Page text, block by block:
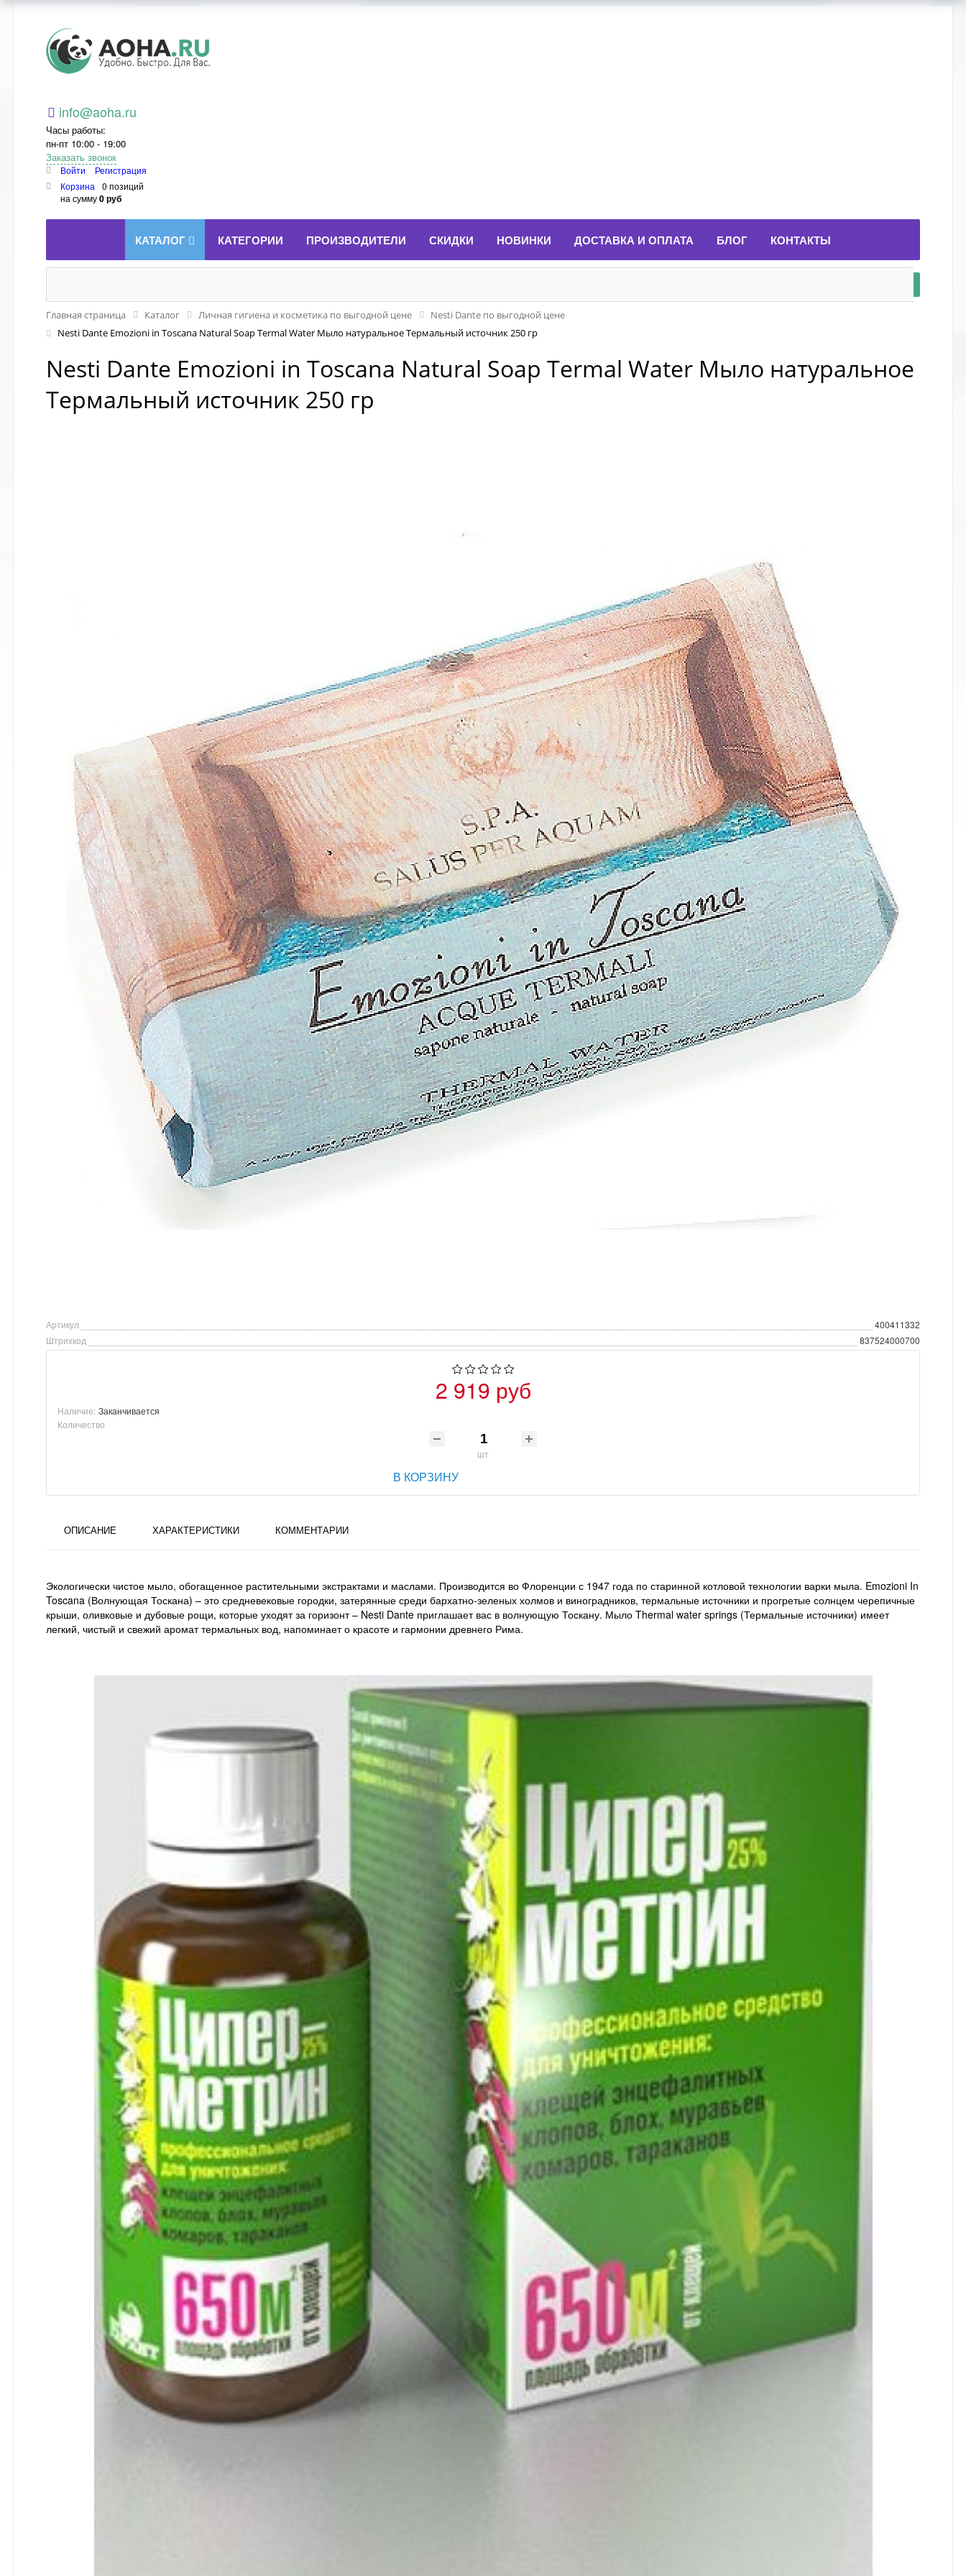
Aoha.ru
info@aoha.ru
Часы работы:
пн-пт 10:00 - 19:00
Заказать звонок
Войти
Регистрация
Корзина
0 позиций
на сумму0 руб
КАТАЛОГ КАТЕГОРИИ ПРОИЗВОДИТЕЛИ СКИДКИ НОВИНКИ ДОСТАВКА И ОПЛАТА БЛОГ КОНТАКТЫ
Главная страница Каталог Личная гигиена и косметика по выгодной цене
Nesti Dante по выгодной цене
Nesti Dante Emozioni in Toscana Natural Soap Termal Water Мыло натуральное Термальный источник 250 гр
Nesti Dante Emozioni in Toscana Natural Soap Termal Water Мыло натуральное
Термальный источник 250 гр
Артикул
400411332
Штрихкод
837524000700
2 919 руб
Наличие: Заканчивается
Количество
шт
В КОРЗИНУ
ОПИСАНИЕ ХАРАКТЕРИСТИКИ КОММЕНТАРИИ
Экологически чистое мыло, обогащенное растительными экстрактами и маслами. Производится во Флоренции с 1947 года по старинной котловой технологии варки мыла. Emozioni In
Toscana (Волнующая Тоскана) – это средневековые городки, затерянные среди бархатно-зеленых холмов и виноградников, термальные источники и прогретые солнцем черепичные
крыши, оливковые и дубовые рощи, которые уходят за горизонт – Nesti Dante приглашает вас в волнующую Тоскану. Мыло Thermal water springs (Термальные источники) имеет
легкий, чистый и свежий аромат термальных вод, напоминает о красоте и гармонии древнего Рима.